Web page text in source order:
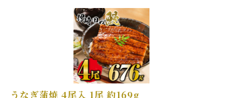
うなぎ蒲焼 4尾入 1尾 約169g